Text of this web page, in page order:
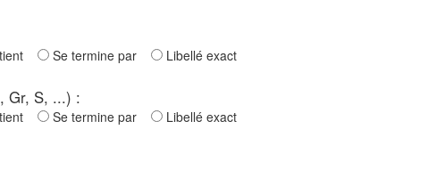
Se termine par Libellé exact
Gr, S, ...) :
Se termine par Libellé exact